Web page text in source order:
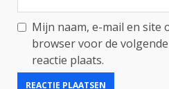
Mijn naam, e-mail en site
browser voor de
reactie plaats.